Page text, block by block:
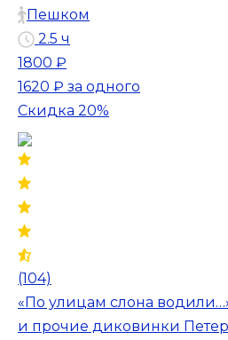
Пешком
2.5 ч
1800 ₽
1620 ₽ за одного
Скидка 20%
(104)
«По улицам слона
и прочие диковинки